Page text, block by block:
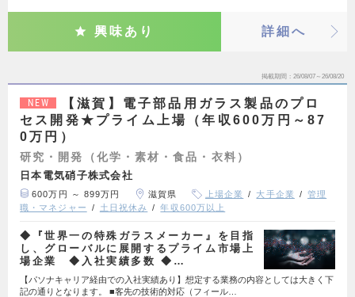
興味あり 詳細へ
掲載期間 26/08/07～26/08/20
NEW
【滋賀】電子部品用ガラス製品のプロ
セス開発★プライム上場（年収600万円～87
0万円）
研究・開発（化学・素材・食品・衣料）
日本電気硝子株式会社
600万円 ～ 899万円 滋賀県 上場企業 大手企業
管理
職・マネジャー
土日祝休み 年収600万以上
◆『世界一の特殊ガラスメーカー』を目指
し、グローバルに展開するプライム市場上
場企業 ◆入社実績多数 ◆…
【パソナキャリア経由での入社実績あり】想定する業務の内容としては大きく下
記の通りとなります。 ■客先の技術的対応（フィール…